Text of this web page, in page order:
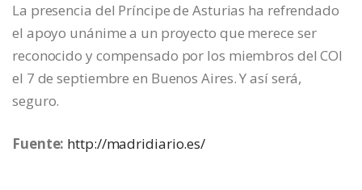
La presencia del Príncipe de Asturias ha refrendado
el apoyo unánime a un proyecto que merece ser
reconocido y compensado por los miembros del COI
el 7 de septiembre en Buenos Aires. Y así será,
seguro.
Fuente: http://madridiario.es/